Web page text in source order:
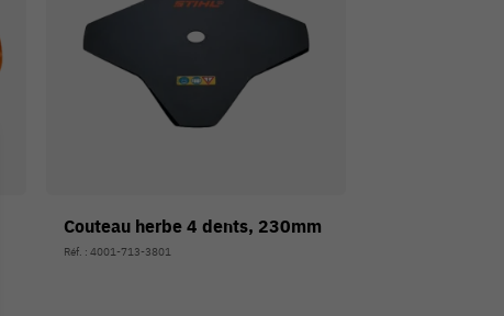
Couteau herbe 4 dents, 230mm
Réf. : 4001-713-3801